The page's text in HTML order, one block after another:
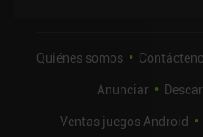
Quiénes somos
Anunciar
Ventas juegos Android